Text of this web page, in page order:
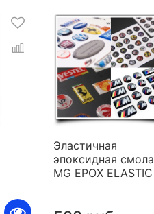
Эластичная
эпоксидная смола
MG EPOX ELASTIC